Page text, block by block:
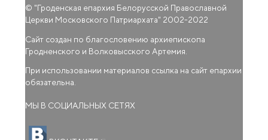
© "Гроденская епархия Белорусской Православной
Церкви Московского Патриархата" 2002-2022
Сайт создан по благословению архиепископа
Гродненского и Волковысского Артемия.
При использовании материалов ссылка на сайт епархии
обязательна.
МЫ В СОЦИАЛЬНЫХ СЕТЯХ